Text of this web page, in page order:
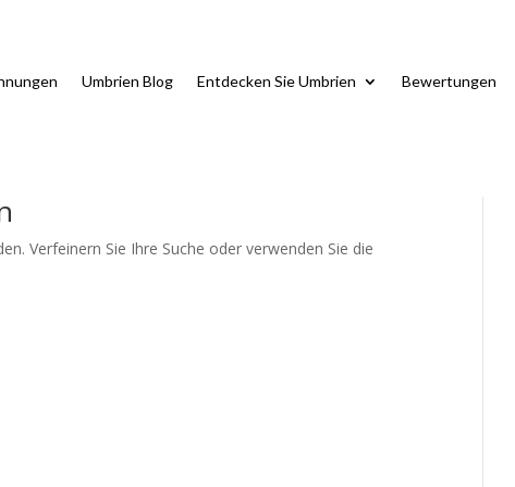
Umbrien Blog Entdecken Sie Umbrien Bewertungen
Verfeinern Sie Ihre Suche oder verwenden Sie die